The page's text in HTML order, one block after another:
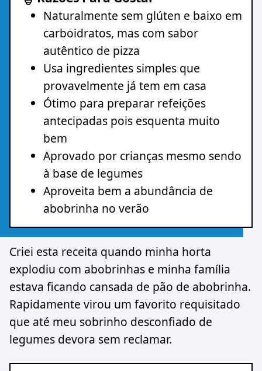
Naturalmente sem glúten e baixo em
carboidratos, mas com sabor
autêntico de pizza
Usa ingredientes simples que
provavelmente já tem em casa
Ótimo para preparar refeições
antecipadas pois esquenta muito
bem
Aprovado por crianças mesmo sendo
à base de legumes
Aproveita bem a abundância de
abobrinha no verão
Criei esta receita quando minha horta
explodiu com abobrinhas e minha família
estava ficando cansada de pão de abobrinha.
Rapidamente virou um favorito requisitado
que até meu sobrinho desconfiado de
legumes devora sem reclamar.